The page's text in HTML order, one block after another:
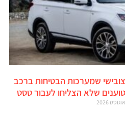
שמערכות הבטיחות ברכב
שלא הצליחו לעבור טסט